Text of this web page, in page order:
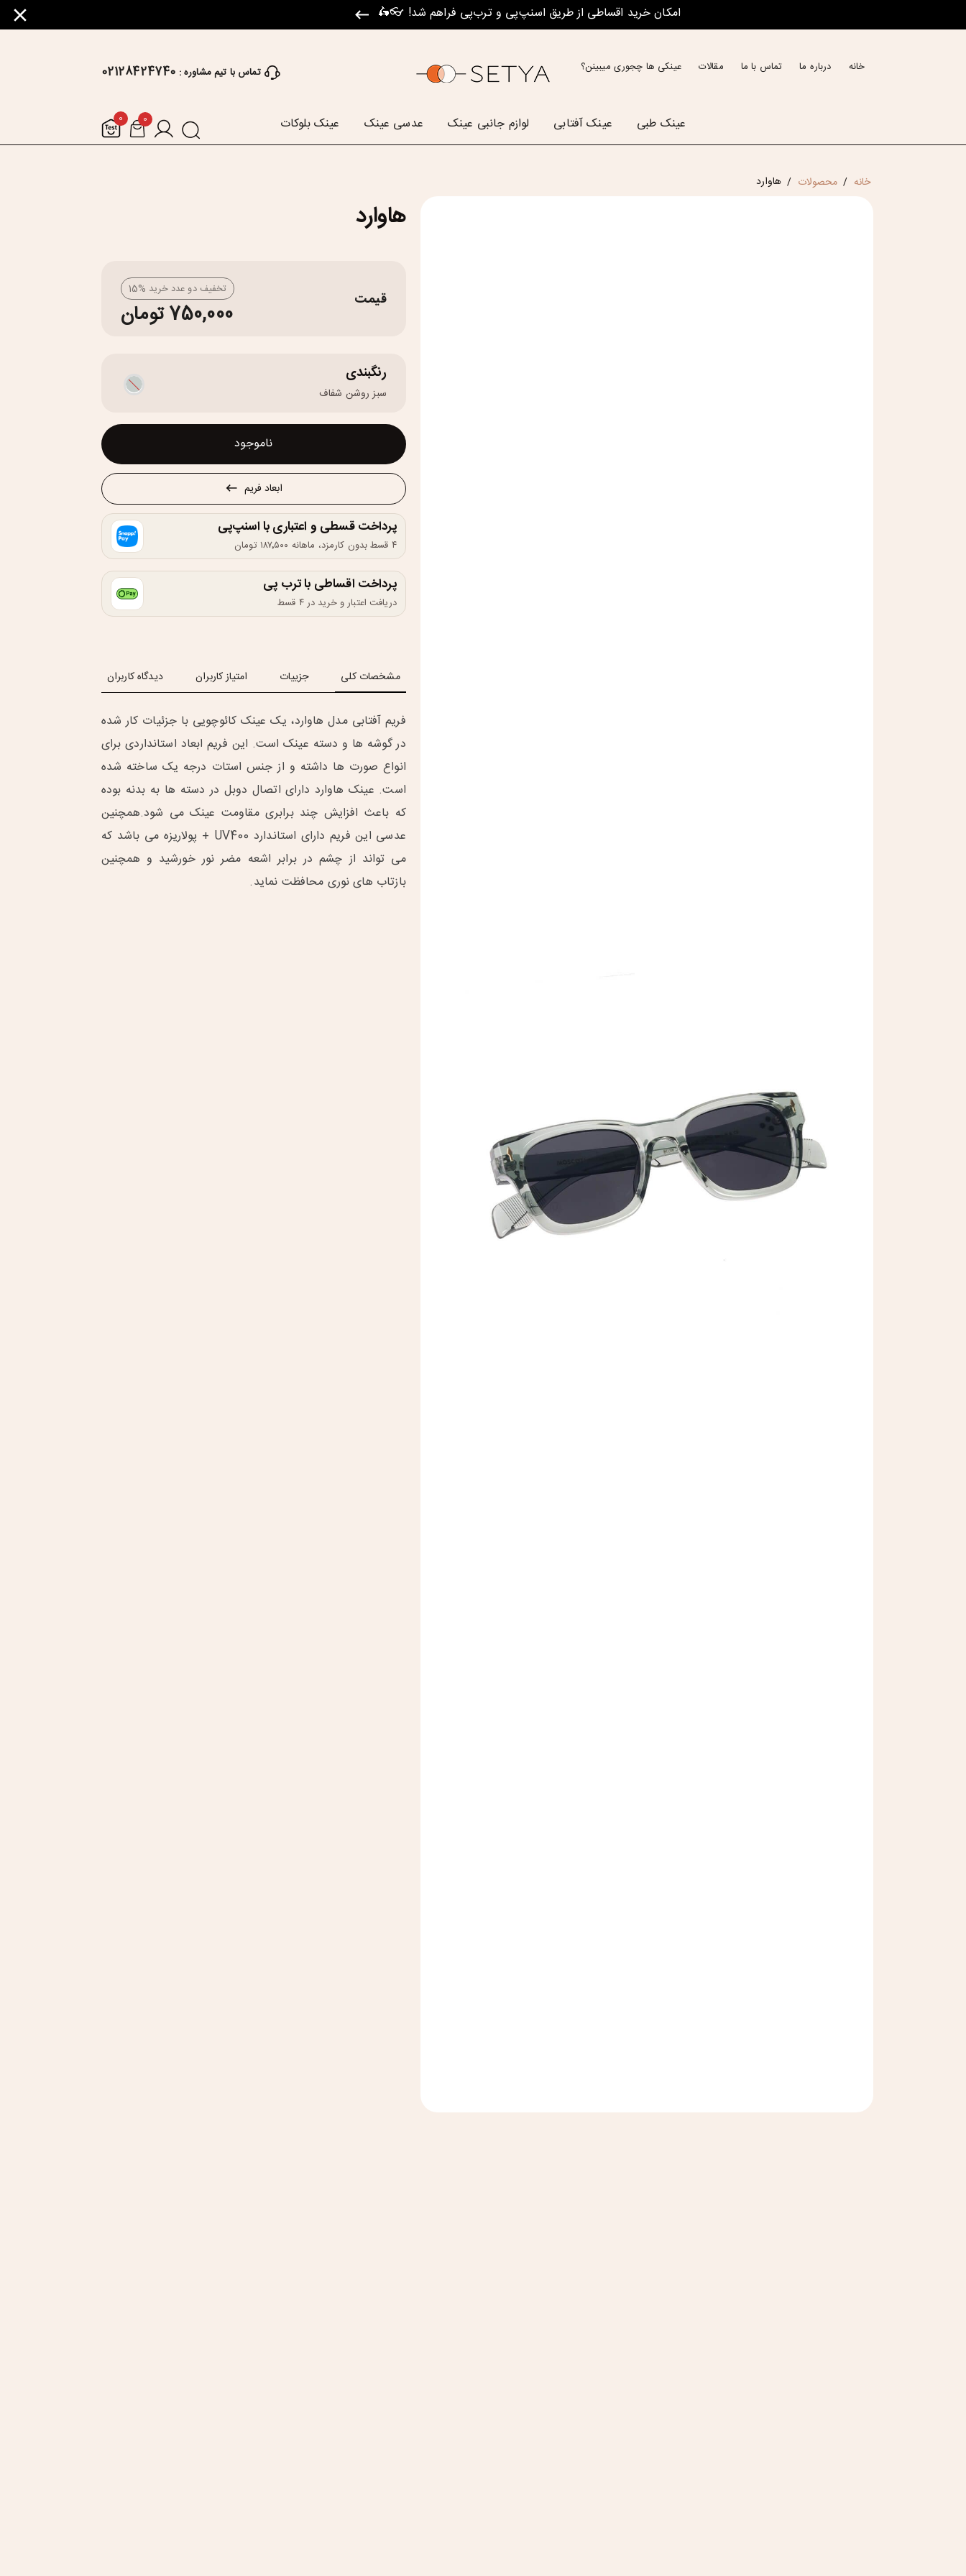
امکان خرید اقساطی از طریق اسنپ‌پی و ترب‌پی فراهم شد! 👓🛵
خانه درباره ما تماس با ما مقالات عینکی ها چجوری میبینن؟ تماس با تیم مشاوره : 02128424740
عینک طبی عینک آفتابی لوازم جانبی عینک عدسی عینک عینک بلوکات 0
0
خانه / محصولات / هاوارد
هاوارد
قیمت
تخفیف دو عدد خرید %15
750,000 تومان
رنگبندی
سبز روشن شفاف
ناموجود
ابعاد فریم
پرداخت قسطی و اعتباری با اسنپ‌پی
۴ قسط بدون کارمزد، ماهانه ۱۸۷٬۵۰۰ تومان
پرداخت اقساطی با ترب پی
دریافت اعتبار و خرید در ۴ قسط
مشخصات کلی جزییات امتیاز کاربران دیدگاه کاربران
فریم آفتابی مدل هاوارد، یک عینک کائوچویی با جزئیات کار شده
در گوشه ها و دسته عینک است. این فریم ابعاد استانداردی برای
انواع صورت ها داشته و از جنس استات درجه یک ساخته شده
است. عینک هاوارد دارای اتصال دوبل در دسته ها به بدنه بوده
که باعث افزایش چند برابری مقاومت عینک می شود.همچنین
عدسی این فریم دارای استاندارد UV400 + پولاریزه می باشد که
می تواند از چشم در برابر اشعه مضر نور خورشید و همچنین
بازتاب های نوری محافظت نماید.